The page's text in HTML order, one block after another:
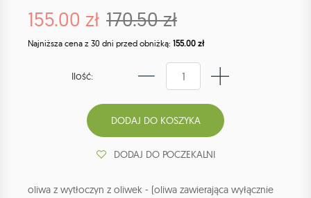
155.00 zł 170.50 zł
Najniższa cena z 30 dni przed obniżką: 155.00 zł
Ilość:
DODAJ DO POCZEKALNI
oliwa z wytłoczyn z oliwek - (oliwa zawierająca wyłącznie